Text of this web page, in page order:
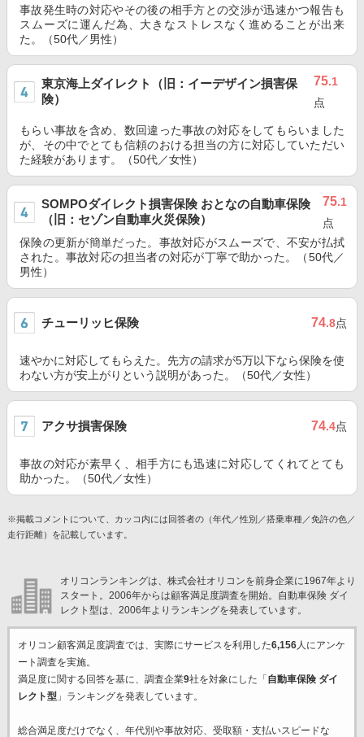
事故発生時の対応やその後の相手方との交渉が迅速かつ報告も
スムーズに運んだ為、大きなストレスなく進めることが出来
た。（50代／男性）
東京海上ダイレクト（旧：イーデザイン損害保
険）
75.1
点
もらい事故を含め、数回違った事故の対応をしてもらいました
が、その中でとても信頼のおける担当の方に対応していただい
た経験があります。（50代／女性）
SOMPOダイレクト損害保険 おとなの自動車保険
（旧：セゾン自動車火災保険）
75.1
点
保険の更新が簡単だった。事故対応がスムーズで、不安が払拭
された。事故対応の担当者の対応が丁寧で助かった。（50代／
男性）
チューリッヒ保険 74.8点
速やかに対応してもらえた。先方の請求が5万以下なら保険を使
わない方が安上がりという説明があった。（50代／女性）
アクサ損害保険 74.4点
事故の対応が素早く、相手方にも迅速に対応してくれてとても
助かった。（50代／女性）
※掲載コメントについて、カッコ内には回答者の（年代／性別／搭乗車種／免許の色／
走行距離）を記載しています。
オリコンランキングは、株式会社オリコンを前身企業に1967年より
スタート。2006年からは顧客満足度調査を開始。自動車保険 ダイ
レクト型は、2006年よりランキングを発表しています。
オリコン顧客満足度調査では、実際にサービスを利用した6,156人にアンケ
ート調査を実施。
満足度に関する回答を基に、調査企業9社を対象にした「 自動車保険 ダイ
レクト型」ランキングを発表しています。
総合満足度だけでなく、年代別や事故対応、受取額・支払いスピードな